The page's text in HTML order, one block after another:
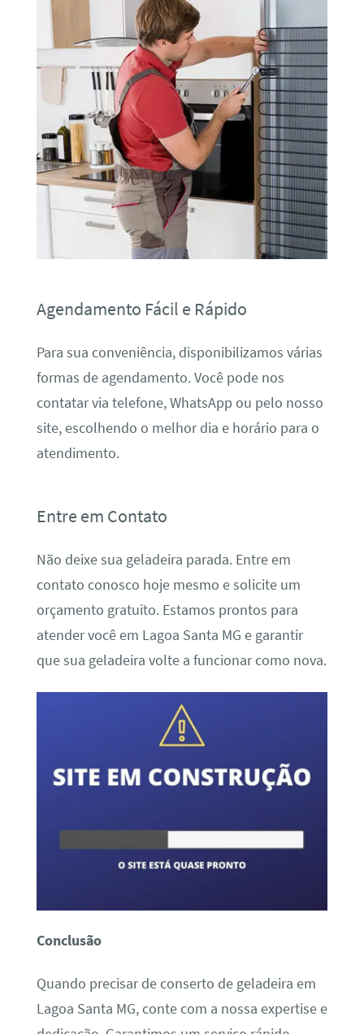
Agendamento Fácil e Rápido
Para sua conveniência, disponibilizamos várias
formas de agendamento. Você pode nos
contatar via telefone, WhatsApp ou pelo nosso
site, escolhendo o melhor dia e horário para o
atendimento.
Entre em Contato
Não deixe sua geladeira parada. Entre em
contato conosco hoje mesmo e solicite um
orçamento gratuito. Estamos prontos para
atender você em Lagoa Santa MG e garantir
que sua geladeira volte a funcionar como nova.
Conclusão
Quando precisar de conserto de geladeira em
Lagoa Santa MG, conte com a nossa expertise e